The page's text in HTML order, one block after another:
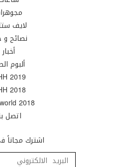
لايف
نصائح و
أخبار
ألبوم
2019
2018
2018
اتصل
اشترك مجاناً